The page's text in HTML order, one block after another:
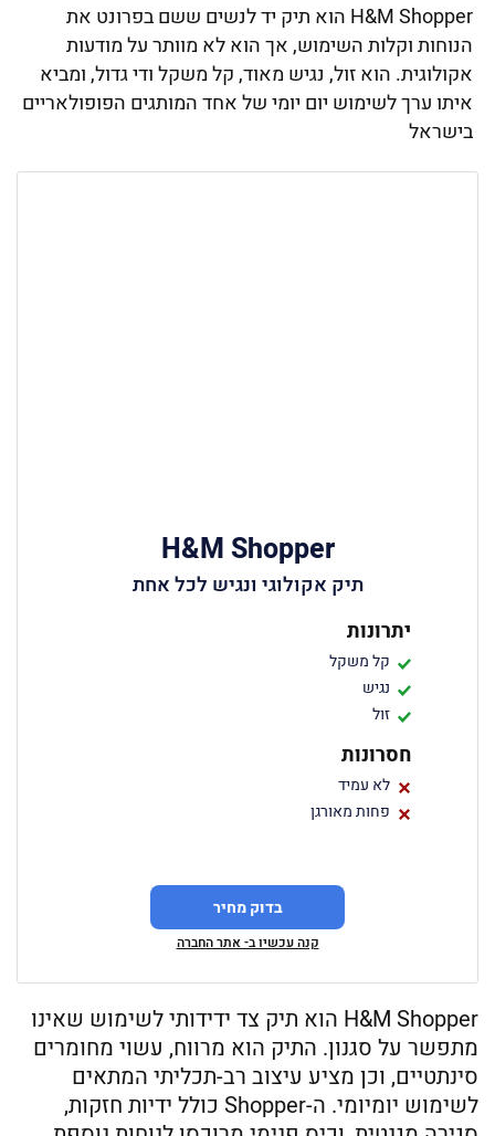
H&M Shopper הוא תיק יד לנשים ששם בפרונט את
הנוחות וקלות השימוש, אך הוא לא מוותר על מודעות
אקולוגית. הוא זול, נגיש מאוד, קל משקל ודי גדול, ומביא
איתו ערך לשימוש יום יומי של אחד המותגים הפופולאריים
בישראל
H&M Shopper
תיק אקולוגי ונגיש לכל אחת
יתרונות
קל משקל
נגיש
זול
חסרונות
לא עמיד
פחות מאורגן
בדוק מחיר
קנה עכשיו ב- אתר החברה
H&M Shopper הוא תיק צד ידידותי לשימוש שאינו
מתפשר על סגנון. התיק הוא מרווח, עשוי מחומרים
סינתטיים, וכן מציע עיצוב רב-תכליתי המתאים
לשימוש יומיומי. ה-Shopper כולל ידיות חזקות,